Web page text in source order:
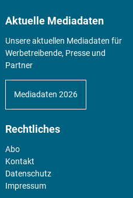
Aktuelle Mediadaten
Unsere aktuellen Mediadaten für
Werbetreibende, Presse und
Partner
Mediadaten 2026
Rechtliches
Abo
Kontakt
Datenschutz
Impressum